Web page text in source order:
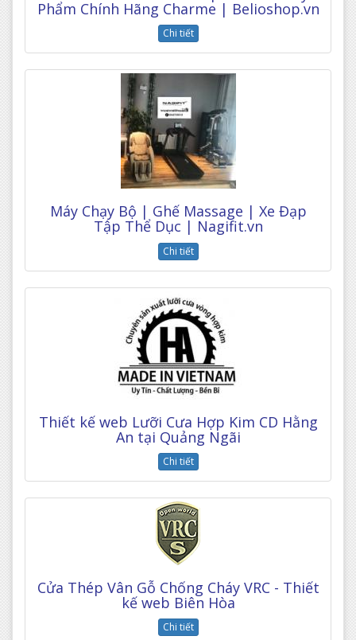
Phẩm Chính Hãng Charme | Belioshop.vn
Chi tiết
Máy Chạy Bộ | Ghế Massage | Xe Đạp
Tập Thể Dục | Nagifit.vn
Chi tiết
Thiết kế web Lưỡi Cưa Hợp Kim CD Hằng
An tại Quảng Ngãi
Chi tiết
Cửa Thép Vân Gỗ Chống Cháy VRC - Thiết
kế web Biên Hòa
Chi tiết